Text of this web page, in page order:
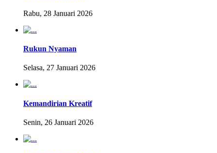
Rabu, 28 Januari 2026
Rukun Nyaman
Selasa, 27 Januari 2026
Kemandirian Kreatif
Senin, 26 Januari 2026